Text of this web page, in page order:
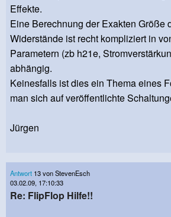
Effekte.
Eine Berechnung der Exakten Größe
Widerstände ist recht kompliziert in
Parametern (zb h21e,
abhängig.
Keinesfalls ist dies ein Thema eines
man sich auf veröffentlichte
Jürgen
Antwort 13 von StevenEsch
03.02.09, 17:10:33
Re: FlipFlop Hilfe!!